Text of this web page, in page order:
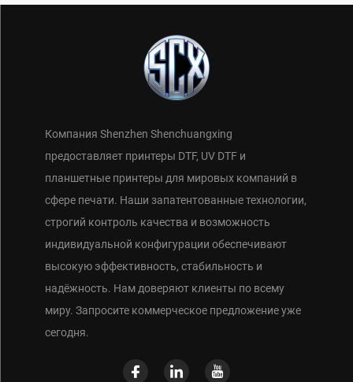
Компания Shenzhen Shenchuangxing
предоставляет принтеры DTF, UV DTF и
планшетные принтеры для мировых компаний в
сфере печати. Наши запатентованные технологии,
строгий контроль качества и возможность
индивидуальной конфигурации обеспечивают
высокую эффективность, стабильность и
надёжность. Нам доверяют клиенты по всему
миру. Запросите коммерческое предложение уже
сегодня.